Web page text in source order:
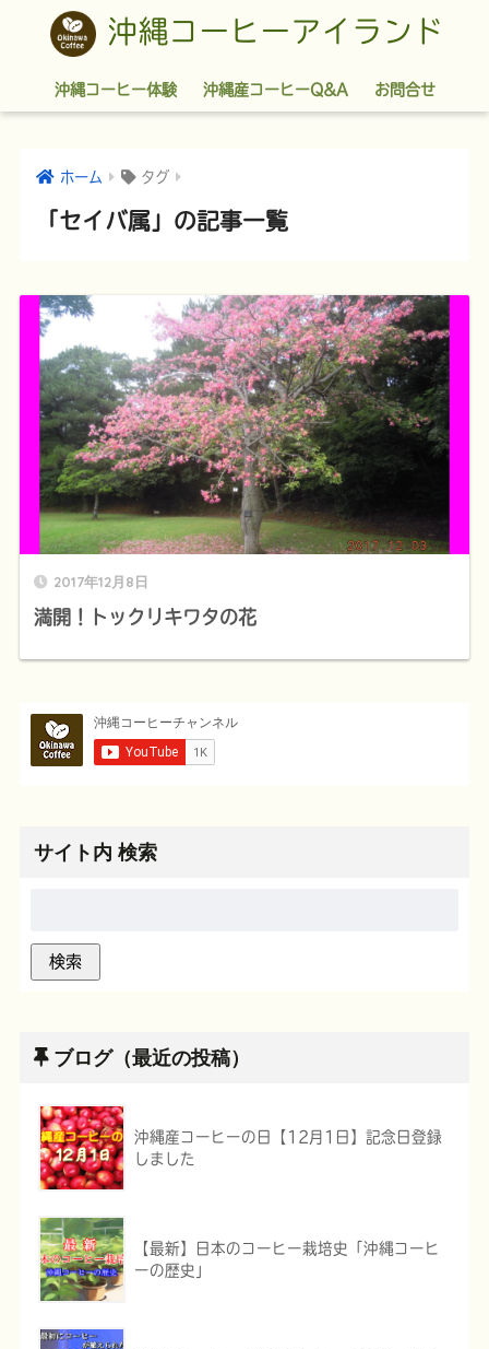
沖縄コーヒーアイランド
沖縄コーヒー体験 沖縄産コーヒーQ&A お問合せ
ホーム タグ
「セイバ属」の記事一覧
2017年12月8日
満開！トックリキワタの花
サイト内 検索
ブログ（最近の投稿）
沖縄産コーヒーの日【12月1日】記念日登録
しました
【最新】日本のコーヒー栽培史「沖縄コーヒ
ーの歴史」